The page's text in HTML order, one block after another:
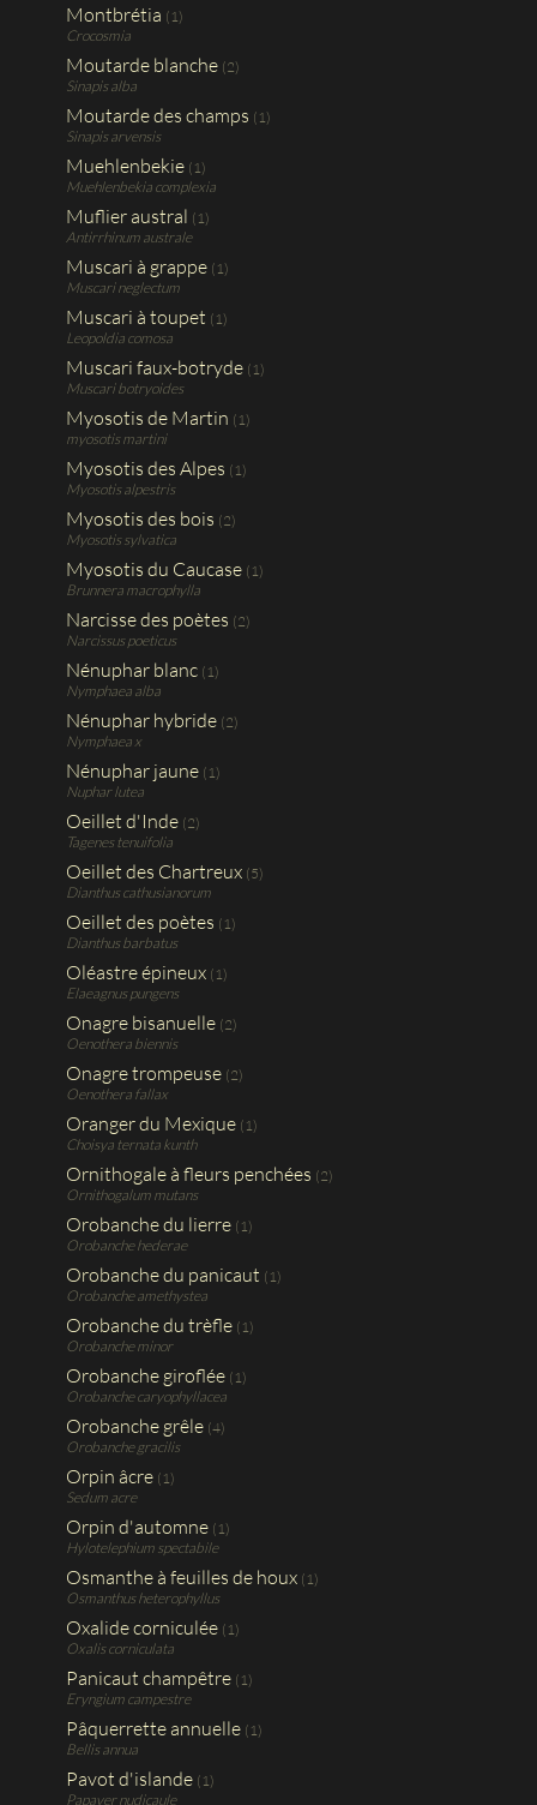
Montbrétia (1)
Crocosmia
Moutarde blanche (2)
Sinapis alba
Moutarde des champs (1)
Sinapis arvensis
Muehlenbekie (1)
Muehlenbekia complexia
Muflier austral (1)
Antirrhinum australe
Muscari à grappe (1)
Muscari neglectum
Muscari à toupet (1)
Leopoldia comosa
Muscari faux-botryde (1)
Muscari botryoides
Myosotis de Martin (1)
myosotis martini
Myosotis des Alpes (1)
Myosotis alpestris
Myosotis des bois (2)
Myosotis sylvatica
Myosotis du Caucase (1)
Brunnera macrophylla
Narcisse des poètes (2)
Narcissus poeticus
Nénuphar blanc (1)
Nymphaea alba
Nénuphar hybride (2)
Nymphaea x
Nénuphar jaune (1)
Nuphar lutea
Oeillet d'Inde (2)
Tagenes tenuifolia
Oeillet des Chartreux (5)
Dianthus cathusianorum
Oeillet des poètes (1)
Dianthus barbatus
Oléastre épineux (1)
Elaeagnus pungens
Onagre bisanuelle (2)
Oenothera biennis
Onagre trompeuse (2)
Oenothera fallax
Oranger du Mexique (1)
Choisya ternata kunth
Ornithogale à fleurs penchées (2)
Ornithogalum mutans
Orobanche du lierre (1)
Orobanche hederae
Orobanche du panicaut (1)
Orobanche amethystea
Orobanche du trèfle (1)
Orobanche minor
Orobanche giroflée (1)
Orobanche caryophyllacea
Orobanche grêle (4)
Orobanche gracilis
Orpin âcre (1)
Sedum acre
Orpin d'automne (1)
Hylotelephium spectabile
Osmanthe à feuilles de houx (1)
Osmanthus heterophyllus
Oxalide corniculée (1)
Oxalis corniculata
Panicaut champêtre (1)
Eryngium campestre
Pâquerrette annuelle (1)
Bellis annua
Pavot d'islande (1)
Papaver nudicaule